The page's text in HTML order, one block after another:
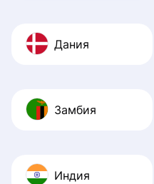
Дания
Замбия
Индия